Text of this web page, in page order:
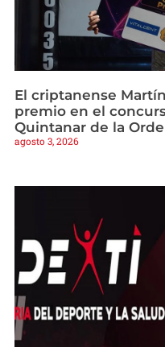
El criptanense
premio en el
Quintanar de la
agosto 3, 2026